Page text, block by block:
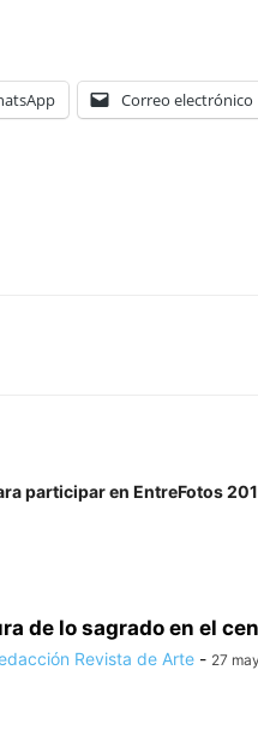
Correo electrónico
participar en EntreFotos
de lo sagrado en el
Revista de Arte - 27